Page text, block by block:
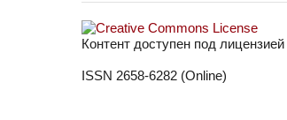
Контент доступен под лицензией
ISSN 2658-6282 (Online)